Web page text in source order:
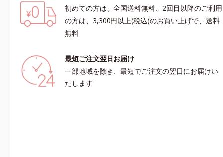
初めての方は、全国送料無料、2回目以降のご利用
の方は、3,300円以上(税込)のお買い上げで、送料
無料
最短ご注文翌日お届け
一部地域を除き、最短でご注文の翌日にお届けい
たします